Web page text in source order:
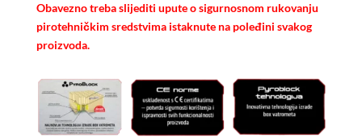
Obavezno treba slijediti upute o sigurnosnom rukovanju
pirotehničkim sredstvima istaknute na poleđini svakog
proizvoda.